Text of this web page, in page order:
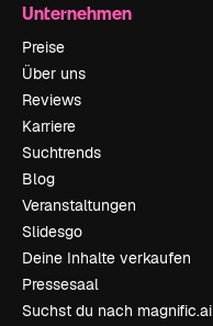
Unternehmen
Preise
Über uns
Reviews
Karriere
Suchtrends
Blog
Veranstaltungen
Slidesgo
Deine Inhalte verkaufen
Pressesaal
Suchst du nach magnific.ai